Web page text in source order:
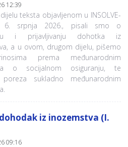
12:39
teksta objavljenom u INSOLVE-
srpnja 2026., pisali smo o
i prijavljivanju dohotka iz
a u ovom, drugom dijelu, pišemo
prema međunarodnim
o socijalnom osiguranju, te
poreza sukladno međunarodnim
iz inozemstva (I.
09:16